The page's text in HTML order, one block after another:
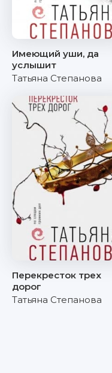
Имеющий уши, да
услышит
Татьяна Степанова
Перекресток трех
дорог
Татьяна Степанова